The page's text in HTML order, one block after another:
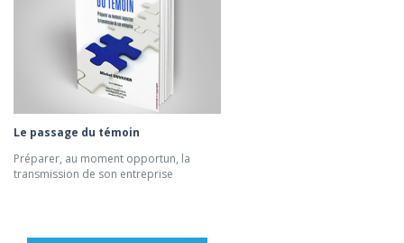
Le passage du témoin
Préparer, au moment opportun, la
transmission de son entreprise